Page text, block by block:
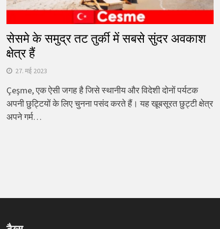
सेसमे के समुद्र तट तुर्की में सबसे सुंदर अवकाश
क्षेत्र हैं
27. मई 2023
Çeşme, एक ऐसी जगह है जिसे स्थानीय और विदेशी दोनों पर्यटक
अपनी छुट्टियों के लिए चुनना पसंद करते हैं। यह खूबसूरत छुट्टी क्षेत्र
अपने गर्म…